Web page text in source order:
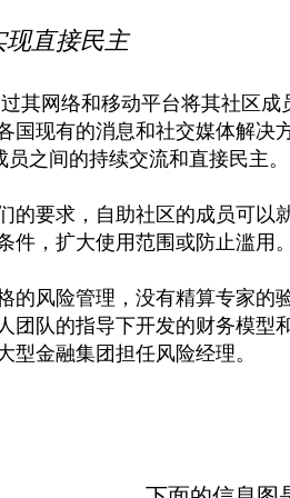
直接民主
其网络和移动平台将其社区
国现有的消息和社交媒体解
之间的持续交流和直接民主。
的要求，自助社区的成员可以
件，扩大使用范围或防止滥用。
的风险管理，没有精算专家的
团队的指导下开发的财务模型
型金融集团担任风险经理。